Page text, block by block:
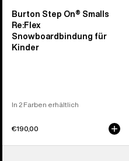
Burton Step On® Smalls
Re:Flex
Snowboardbindung für
Kinder
In 2 Farben erhältlich
€190,00